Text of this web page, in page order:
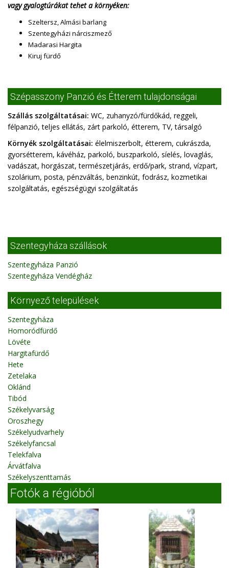
vagy gyalogtúrákat tehet a környéken:
Szeltersz, Almási barlang
Szentegyházi nárciszmező
Madarasi Hargita
Kiruj fürdő
Szépasszony Panzió és Étterem tulajdonságai
Szállás szolgáltatásai: WC, zuhanyzó/fürdőkád, reggeli,
félpanzió, teljes ellátás, zárt parkoló, étterem, TV, társalgó
Környék szolgáltatásai: élelmiszerbolt, étterem, cukrászda,
gyorsétterem, kávéház, parkoló, buszparkoló, síelés, lovaglás,
vadászat, horgászat, természetjárás, erdő/park, strand, vízpart,
szolárium, posta, pénzváltás, benzinkút, fodrász, kozmetikai
szolgáltatás, egészségügyi szolgáltatás
Szentegyháza szállások
Szentegyháza Panzió
Szentegyháza Vendégház
Környező települések
Szentegyháza
Homoródfürdő
Lövéte
Hargitafürdő
Hete
Zetelaka
Oklánd
Tibód
Székelyvarság
Oroszhegy
Székelyudvarhely
Székelyfancsal
Telekfalva
Árvátfalva
Székelyszenttamás
Fotók a régióból